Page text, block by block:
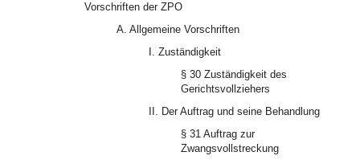
Vorschriften der ZPO
A. Allgemeine Vorschriften
I. Zuständigkeit
§ 30 Zuständigkeit des
Gerichtsvollziehers
II. Der Auftrag und seine Behandlung
§ 31 Auftrag zur
Zwangsvollstreckung